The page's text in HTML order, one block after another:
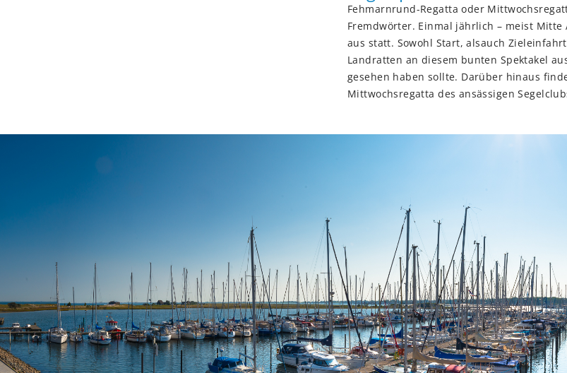
Fehmarnrund-Regatta oder
Fremdwörter. Einmal jährlich – meist
aus statt. Sowohl Start, alsauch
Landratten an diesem bunten Spektakel
gesehen haben sollte. Darüber hinaus
Mittwochsregatta des ansässigen